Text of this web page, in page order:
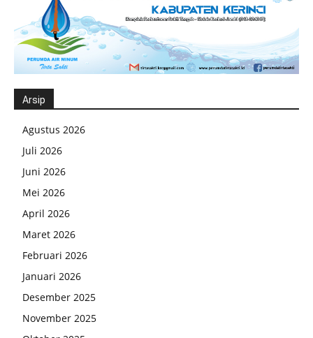
Arsip
Agustus 2026
Juli 2026
Juni 2026
Mei 2026
April 2026
Maret 2026
Februari 2026
Januari 2026
Desember 2025
November 2025